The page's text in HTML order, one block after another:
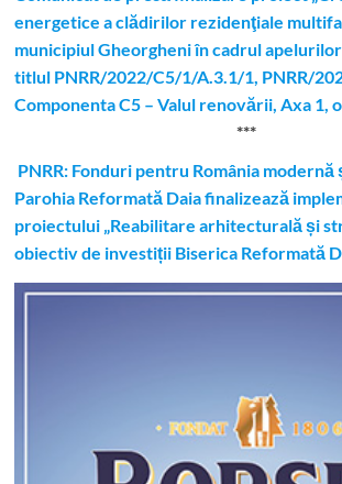
energetice a clădirilor rezidenţiale
municipiul Gheorgheni în cadrul
titlul PNRR/2022/C5/1/A.3.1/1, PNRR/
Componenta C5 – Valul renovării, Axa 1,
***
PNRR: Fonduri pentru România
Parohia Reformată Daia finalizează
proiectului „Reabilitare arhitecturală și
obiectiv de investiții Biserica Reformată